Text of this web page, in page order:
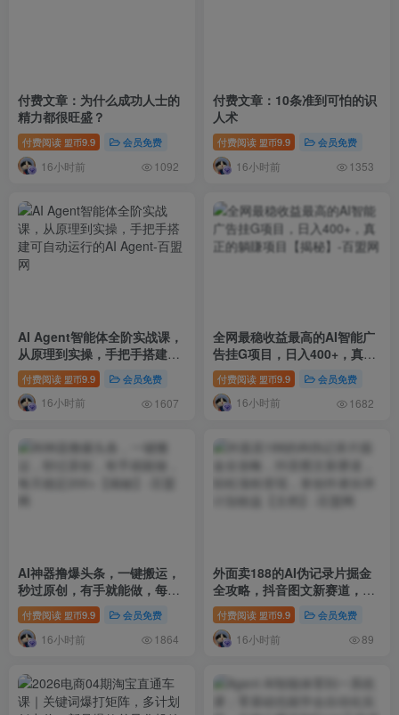
付费文章：为什么成功人士的
精力都很旺盛？
付费阅读 盟币9.9 会员免费
16小时前 1092
付费文章：10条准到可怕的识
人术
付费阅读 盟币9.9 会员免费
16小时前 1353
AI Agent智能体全阶实战课，
从原理到实操，手把手搭建可
自动运行的AI Agent
付费阅读 盟币9.9 会员免费
16小时前 1607
全网最稳收益最高的AI智能广
告挂G项目，日入400+，真正
的躺賺项目【揭秘】
付费阅读 盟币9.9 会员免费
16小时前 1682
AI神器撸爆头条，一键搬运，
秒过原创，有手就能做，每天
稳定200+【揭秘】
付费阅读 盟币9.9 会员免费
16小时前 1864
外面卖188的AI伪记录片掘金
全攻略，抖音图文新赛道，轻
松涨粉变现，拿创作者伙伴计
划收益【文档】
付费阅读 盟币9.9 会员免费
16小时前 89